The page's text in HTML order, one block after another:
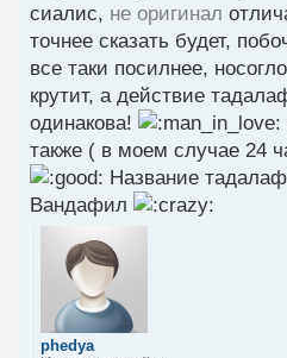
сиалис, не оригинал
точнее сказать будет,
все таки посилнее,
крутит, а действие
одинакова!
также ( в моем случае 24
Название
Вандафил
phedya